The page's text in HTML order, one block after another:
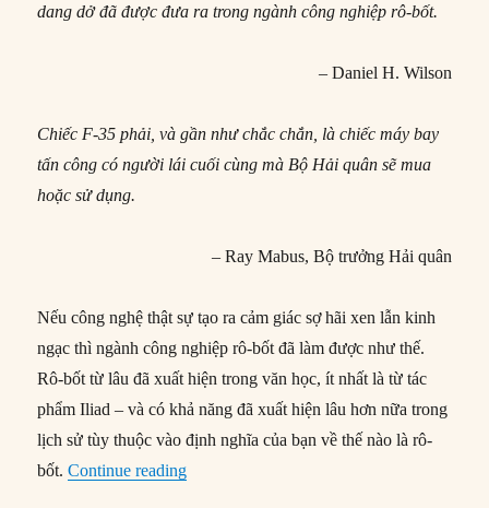
dang dở đã được đưa ra trong ngành công nghiệp rô-bốt.
– Daniel H. Wilson
Chiếc F-35 phải, và gần như chắc chắn, là chiếc máy bay
tấn công có người lái cuối cùng mà Bộ Hải quân sẽ mua
hoặc sử dụng.
– Ray Mabus, Bộ trưởng Hải quân
Nếu công nghệ thật sự tạo ra cảm giác sợ hãi xen lẫn kinh
ngạc thì ngành công nghiệp rô-bốt đã làm được như thế.
Rô-bốt từ lâu đã xuất hiện trong văn học, ít nhất là từ tác
phẩm Iliad – và có khả năng đã xuất hiện lâu hơn nữa trong
lịch sử tùy thuộc vào định nghĩa của bạn về thế nào là rô-
bốt.Continue reading“Tại sao các thế hệ máy bay chiến đấu